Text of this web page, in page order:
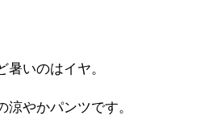
暑いのはイヤ。
やかパンツです。